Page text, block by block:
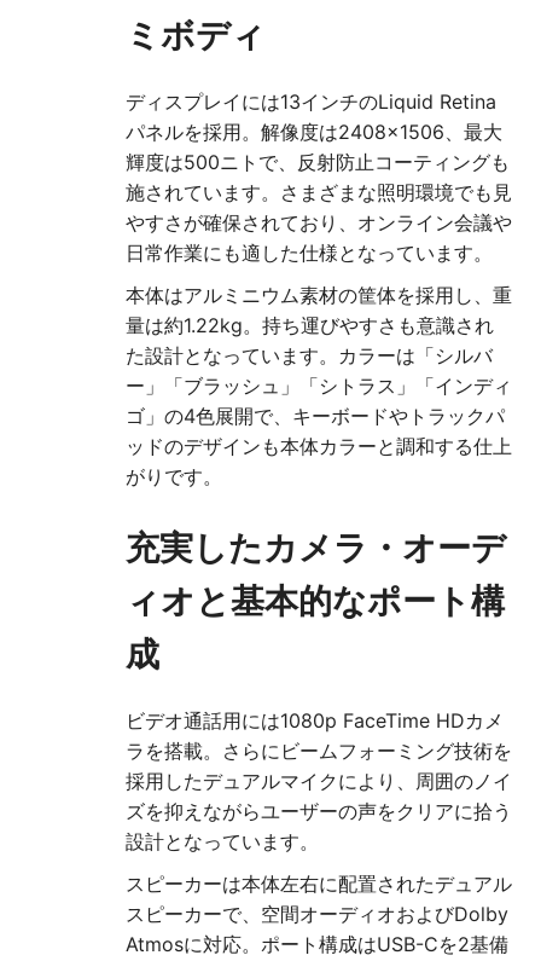
ミボディ
ディスプレイには13インチのLiquid Retina
パネルを採用。解像度は2408×1506、最大
輝度は500ニトで、反射防止コーティングも
施されています。さまざまな照明環境でも見
やすさが確保されており、オンライン会議や
日常作業にも適した仕様となっています。
本体はアルミニウム素材の筐体を採用し、重
量は約1.22kg。持ち運びやすさも意識され
た設計となっています。カラーは「シルバ
ー」「ブラッシュ」「シトラス」「インディ
ゴ」の4色展開で、キーボードやトラックパ
ッドのデザインも本体カラーと調和する仕上
がりです。
充実したカメラ・オーデ
ィオと基本的なポート構
成
ビデオ通話用には1080p FaceTime HDカメ
ラを搭載。さらにビームフォーミング技術を
採用したデュアルマイクにより、周囲のノイ
ズを抑えながらユーザーの声をクリアに拾う
設計となっています。
スピーカーは本体左右に配置されたデュアル
スピーカーで、空間オーディオおよびDolby
Atmosに対応。ポート構成はUSB-Cを2基備